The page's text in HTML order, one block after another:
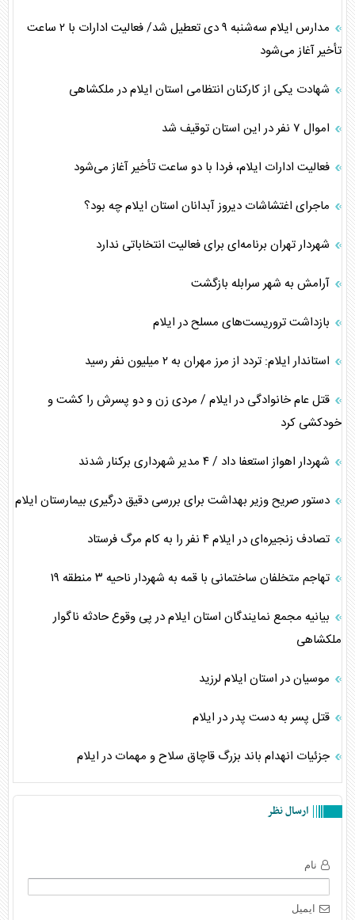
مدارس ایلام سه‌شنبه ۹ دی تعطیل شد/ فعالیت ادارات با ۲ ساعت
تأخیر آغاز می‌شود
شهادت یکی از کارکنان انتظامی استان ایلام در ملکشاهی
اموال ۷ نفر در این استان توقیف شد
فعالیت ادارات ایلام، فردا با دو ساعت تأخیر آغاز می‌شود
ماجرای اغتشاشات دیروز آبدانان استان ایلام چه بود؟
شهردار تهران برنامه‌ای برای فعالیت انتخاباتی ندارد
آرامش به شهر سرابله بازگشت
بازداشت تروریست‌های مسلح در ایلام
استاندار ایلام: تردد از مرز مهران به ۲ میلیون نفر رسید
قتل عام خانوادگی در ایلام / مردی زن و دو پسرش را کشت و
خودکشی کرد
شهردار اهواز استعفا داد / ۴ مدیر شهرداری برکنار شدند
دستور صریح وزیر بهداشت برای بررسی دقیق درگیری بیمارستان ایلام
تصادف زنجیره‌ای در ایلام ۴ نفر را به کام مرگ فرستاد
تهاجم متخلفان ساختمانی با قمه‌ به شهردار ناحیه ۳ منطقه ۱۹
بیانیه مجمع نمایندگان استان ایلام در پی وقوع حادثه ناگوار
ملکشاهی
موسیان در استان ایلام لرزید
قتل پسر به دست پدر در ایلام
جزئیات انهدام باند بزرگ قاچاق سلاح و مهمات در ایلام
ارسال نظر
نام
ایمیل